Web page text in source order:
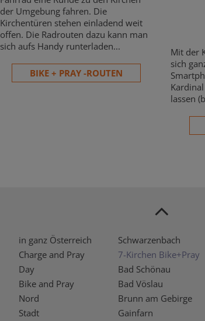
der Umgebung fahren. Die
Kirchentüren stehen einladend weit
offen. Die Radrouten dazu kann man
sich aufs Handy runterladen...
BIKE + PRAY -ROUTEN
Mit der
sich
lassen
in ganz Österreich
Charge and Pray
Day
Bike and Pray
Nord
Stadt
Schwarzenbach
7-Kirchen Bike+Pray
Bad Schönau
Bad Vöslau
Brunn am Gebirge
Gainfarn